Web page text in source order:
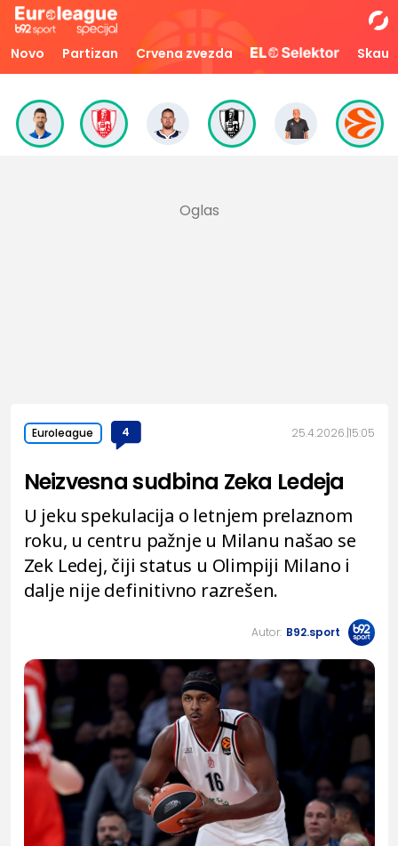
Novo Partizan Crvena zvezda Skaut
Euroleague 4 25.4.2026. 15:05
Neizvesna sudbina Zeka Ledeja
U jeku spekulacija o letnjem prelaznom
roku, u centru pažnje u Milanu našao se
Zek Ledej, čiji status u Olimpiji Milano i
dalje nije definitivno razrešen.
Autor: B92.sport